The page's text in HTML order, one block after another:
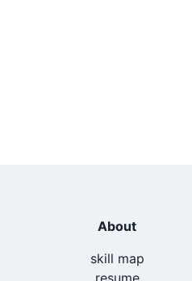
About
skill map
resume